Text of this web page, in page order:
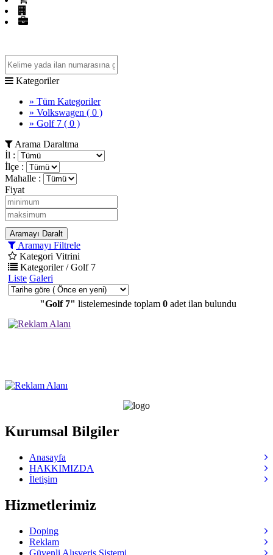
Kategoriler
» Tüm Kategoriler
» Volkswagen ( 0 )
» Golf 7 ( 0 )
Arama Daraltma
İl :
İlçe :
Mahalle :
Fiyat
Aramayı Daralt
Aramayı Filtrele
Kategori Vitrini
Kategoriler / Golf 7
Liste Galeri
"Golf 7" listelemesinde toplam 0 adet ilan bulundu
Kurumsal Bilgiler
Anasayfa
HAKKIMIZDA
İletişim
Hizmetlerimiz
Doping
Reklam
Güvenli Alışveriş Sistemi